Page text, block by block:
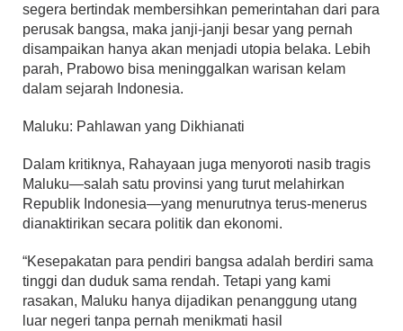
segera bertindak membersihkan pemerintahan dari para
perusak bangsa, maka janji-janji besar yang pernah
disampaikan hanya akan menjadi utopia belaka. Lebih
parah, Prabowo bisa meninggalkan warisan kelam
dalam sejarah Indonesia.
Maluku: Pahlawan yang Dikhianati
Dalam kritiknya, Rahayaan juga menyoroti nasib tragis
Maluku—salah satu provinsi yang turut melahirkan
Republik Indonesia—yang menurutnya terus-menerus
dianaktirikan secara politik dan ekonomi.
“Kesepakatan para pendiri bangsa adalah berdiri sama
tinggi dan duduk sama rendah. Tetapi yang kami
rasakan, Maluku hanya dijadikan penanggung utang
luar negeri tanpa pernah menikmati hasil